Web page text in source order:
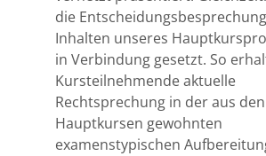
die
Inhalten unseres
in Verbindung gesetzt. So
Kursteilnehmende aktuelle
Rechtsprechung in der aus den
Hauptkursen gewohnten
examenstypischen